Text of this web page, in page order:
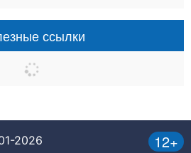
ссылки
12+
2026